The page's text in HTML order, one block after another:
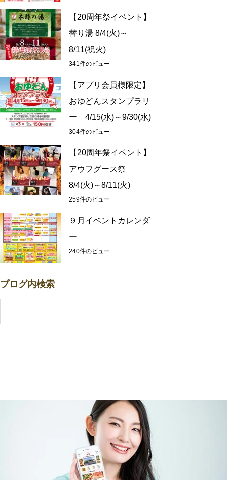
【20周年祭イベント】
替り湯 8/4(火)～
8/11(祝火)
341件のビュー
【アプリ会員様限定】
おゆどんスタンプラリ
ー 4/15(水)～9/30(水)
304件のビュー
【20周年祭イベント】
アウフグース祭
8/4(火)～8/11(火)
259件のビュー
９月イベントカレンダ
ー
240件のビュー
ブログ内検索